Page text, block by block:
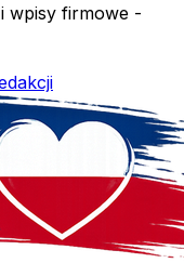
wpisy firmowe -